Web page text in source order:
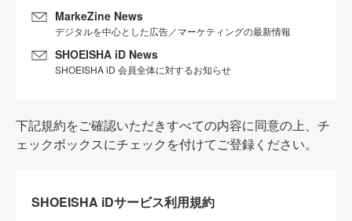
MarkeZine News
デジタルを中心とした広告／マーケティングの最新情報
SHOEISHA iD News
SHOEISHA iD 会員全体に対するお知らせ
下記規約をご確認いただきすべての内容に同意の上、チ
ェックボックスにチェックを付けてご登録ください。
SHOEISHA iDサービス利用規約